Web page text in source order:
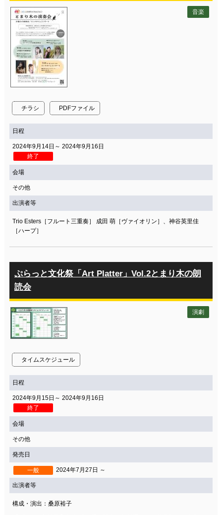
チラシ PDFファイル
音楽
日程
2024年9月14日～ 2024年9月16日
終了
会場
その他
出演者等
Trio Esters［フルート三重奏］ 成田 萌［ヴァイオリン］、神谷英里佳
［ハープ］
ぷらっと文化祭「Art Platter」Vol.2とまり木の朗
読会
タイムスケジュール
演劇
日程
2024年9月15日～ 2024年9月16日
終了
会場
その他
発売日
一般 2024年7月27日 ～
出演者等
構成・演出：桑原裕子